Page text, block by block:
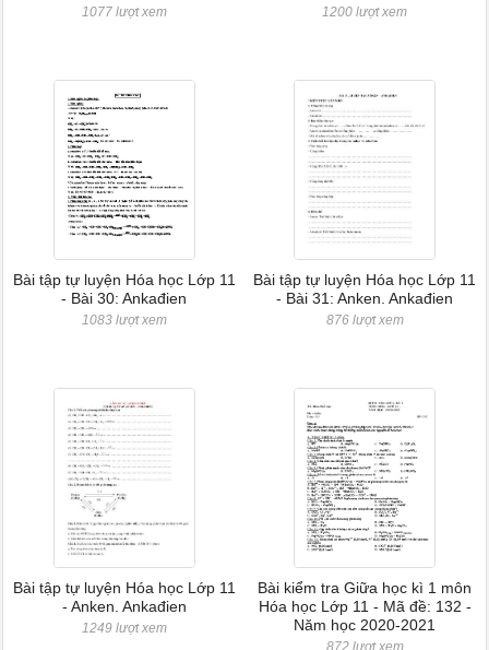
1077 lượt xem 1200 lượt xem
Bài tập tự luyện Hóa học Lớp 11
- Bài 30: Ankađien
1083 lượt xem
Bài tập tự luyện Hóa học Lớp 11
- Bài 31: Anken. Ankađien
876 lượt xem
Bài tập tự luyện Hóa học Lớp 11
- Anken. Ankađien
1249 lượt xem
Bài kiểm tra Giữa học kì 1 môn
Hóa học Lớp 11 - Mã đề: 132 -
Năm học 2020-2021
872 lượt xem